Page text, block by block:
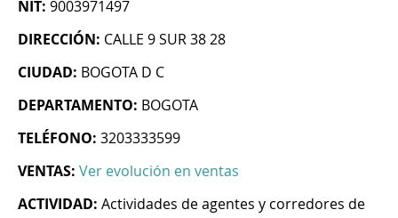
NIT: 9003971497
DIRECCIÓN: CALLE 9 SUR 38 28
CIUDAD: BOGOTA D C
DEPARTAMENTO: BOGOTA
TELÉFONO: 3203333599
VENTAS: Ver evolución en ventas
ACTIVIDAD: Actividades de agentes y corredores de